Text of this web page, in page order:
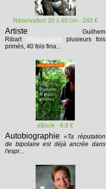
Réservation 30 x 40 cm - 240 €
Artiste
Guilhem
Ribart
Photographe plusieurs fois
primés, 40 fois fina...
eBook - 9.9 €
Autobiographie «Ta réputation
de bipolaire est déjà ancrée dans
l'espr...